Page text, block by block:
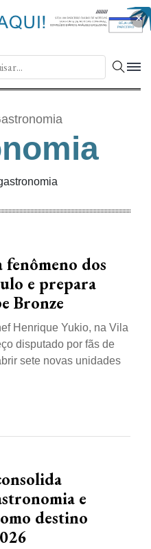
×
dos
e prepara
Bronze
Henrique Yukio, na Vila
disputado por fãs de
sete novas unidades
e
destino